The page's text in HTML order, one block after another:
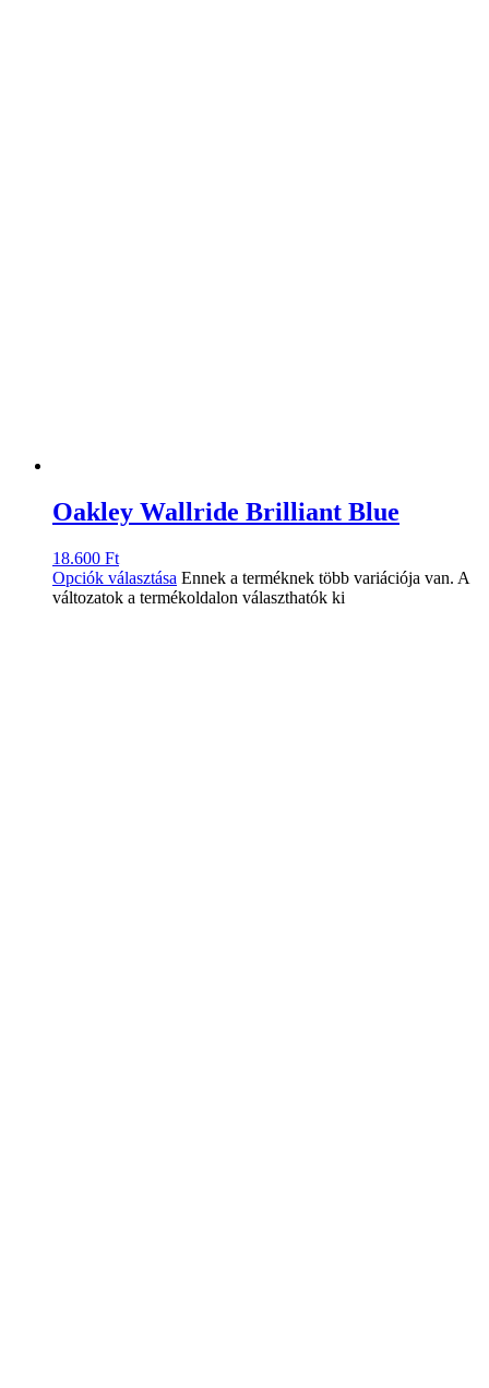
Oakley Wallride Brilliant Blue
18.600 Ft
Opciók választása Ennek a terméknek több variációja van. A
változatok a termékoldalon választhatók ki